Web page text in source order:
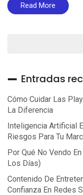
Read More
Entradas
Cómo Cuidar Las
La Diferencia
Inteligencia Artificial
Riesgos Para Tu
Por Qué No Vendo
Los Días)
Contenido De
Confianza En Redes